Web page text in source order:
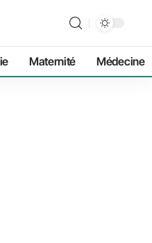
Maternité Médecine